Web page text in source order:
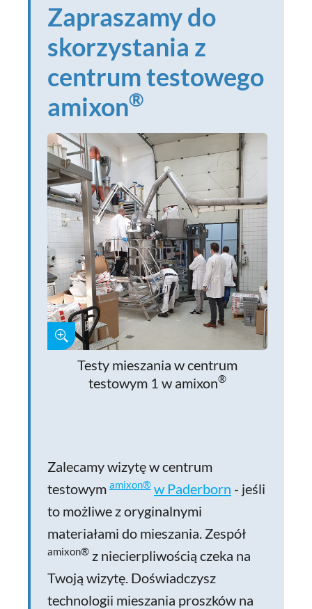
Zapraszamy do
skorzystania z
centrum testowego
amixon®
Testy mieszania w centrum
testowym 1 w amixon®
Zalecamy wizytę w centrum
testowym amixon® w Paderborn - jeśli
to możliwe z oryginalnymi
materiałami do mieszania. Zespół
amixon® z niecierpliwością czeka na
Twoją wizytę. Doświadczysz
technologii mieszania proszków na